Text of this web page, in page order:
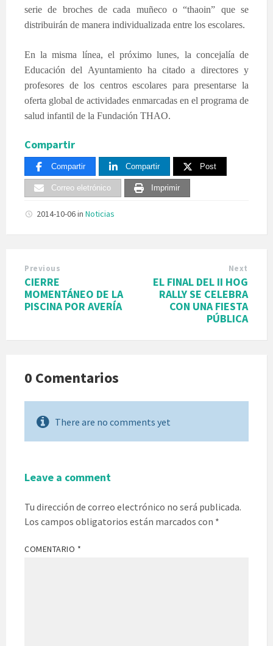
serie de broches de cada muñeco o “thaoin” que se
distribuirán de manera individualizada entre los escolares.
En la misma línea, el próximo lunes, la concejalía de
Educación del Ayuntamiento ha citado a directores y
profesores de los centros escolares para presentarse la
oferta global de actividades enmarcadas en el programa de
salud infantil de la Fundación THAO.
Compartir
Compartir Compartir Post
Correo eletrónico Imprimir
2014-10-06in Noticias
Previous
CIERRE
MOMENTÁNEO DE LA
PISCINA POR AVERÍA
Next
EL FINAL DEL II HOG
RALLY SE CELEBRA
CON UNA FIESTA
PÚBLICA
0 Comentarios
There are no comments yet
Leave a comment
Tu dirección de correo electrónico no será publicada.
Los campos obligatorios están marcados con *
COMENTARIO *